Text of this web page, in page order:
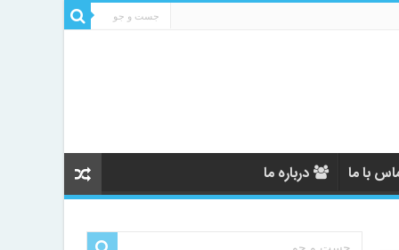
با ما درباره ما